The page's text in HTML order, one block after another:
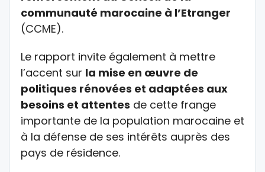
communauté marocaine à l’Etranger
(CCME).
Le rapport invite également à mettre
l’accent sur la mise en œuvre de
politiques rénovées et adaptées aux
besoins et attentes de cette frange
importante de la population marocaine et
à la défense de ses intérêts auprès des
pays de résidence.